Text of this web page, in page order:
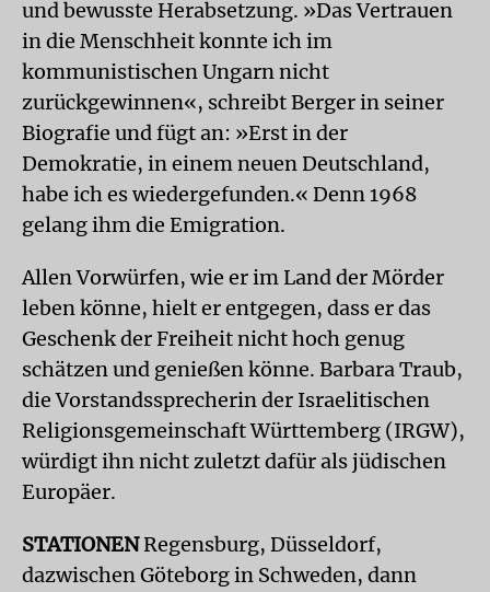
und bewusste Herabsetzung. »Das Vertrauen
in die Menschheit konnte ich im
kommunistischen Ungarn nicht
zurückgewinnen«, schreibt Berger in seiner
Biografie und fügt an: »Erst in der
Demokratie, in einem neuen Deutschland,
habe ich es wiedergefunden.« Denn 1968
gelang ihm die Emigration.
Allen Vorwürfen, wie er im Land der Mörder
leben könne, hielt er entgegen, dass er das
Geschenk der Freiheit nicht hoch genug
schätzen und genießen könne. Barbara Traub,
die Vorstandssprecherin der Israelitischen
Religionsgemeinschaft Württemberg (IRGW),
würdigt ihn nicht zuletzt dafür als jüdischen
Europäer.
STATIONENRegensburg, Düsseldorf,
dazwischen Göteborg in Schweden, dann